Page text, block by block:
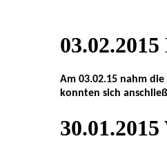
Am 03.02.15 nahm
konnten sich